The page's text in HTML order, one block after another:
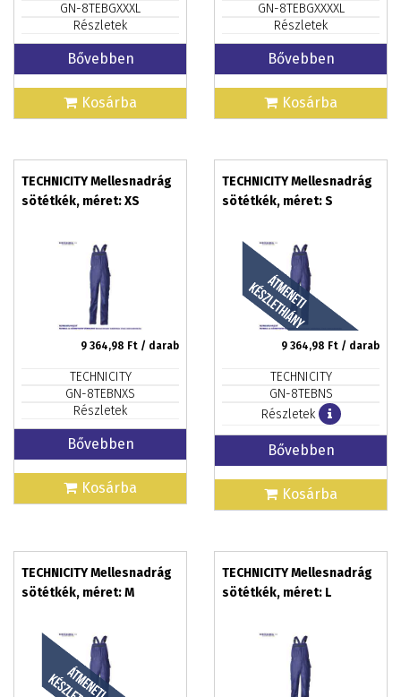
GN-8TEBGXXXL
Részletek
Bővebben
Kosárba
GN-8TEBGXXXXL
Részletek
Bővebben
Kosárba
TECHNICITY Mellesnadrág
sötétkék, méret: XS
9 364,98 Ft / darab
TECHNICITY
GN-8TEBNXS
Részletek
Bővebben
Kosárba
TECHNICITY Mellesnadrág
sötétkék, méret: S
9 364,98 Ft / darab
TECHNICITY
GN-8TEBNS
Részletek
Bővebben
Kosárba
TECHNICITY Mellesnadrág
sötétkék, méret: M
TECHNICITY Mellesnadrág
sötétkék, méret: L